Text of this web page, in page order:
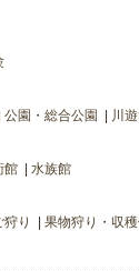
公園・総合公園 川
館 水族館
狩り 果物狩り・収